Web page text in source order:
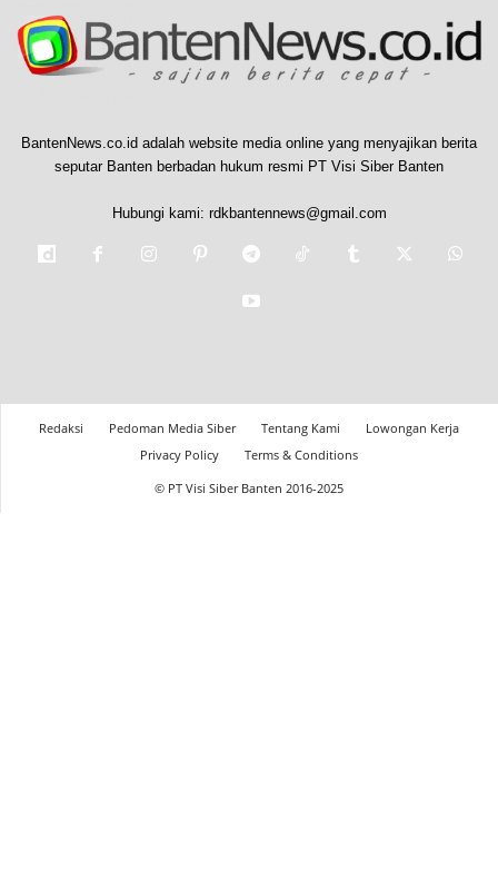
BantenNews.co.id adalah website media online yang menyajikan berita
seputar Banten berbadan hukum resmi PT Visi Siber Banten
Hubungi kami: rdkbantennews@gmail.com
Redaksi Pedoman Media Siber Tentang Kami
Lowongan Kerja
Privacy Policy
Terms & Conditions
© PT Visi Siber Banten 2016-2025